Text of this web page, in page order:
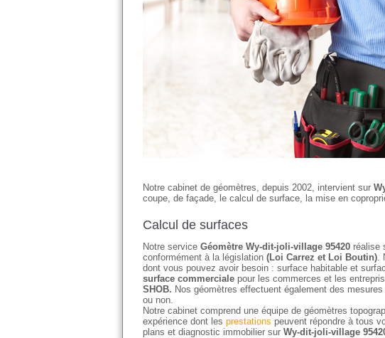
Notre cabinet de géomètres, depuis 2002, intervient sur
coupe, de façade, le calcul de surface, la mise en
Calcul de surfaces
Notre service Géomètre Wy-dit-joli-village 95420 réalise
conformément à la législation (Loi Carrez et Loi Boutin).
dont vous pouvez avoir besoin : surface habitable et
surface commerciale pour les commerces et les
SHOB. Nos géomètres effectuent également des
ou non.
Notre cabinet comprend une équipe de géomètres
expérience dont les prestations peuvent répondre à tous
plans et diagnostic immobilier sur Wy-dit-joli-village